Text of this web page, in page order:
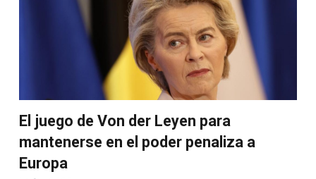
El juego de Von der Leyen para
mantenerse en el poder penaliza a
Europa